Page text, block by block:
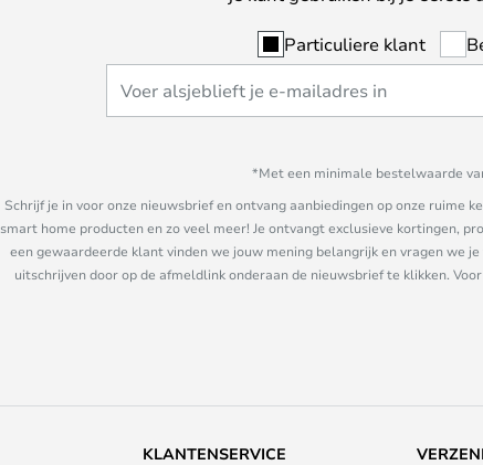
Particuliere klant
*Met een minimale bestelwaarde
Schrijf je in voor onze nieuwsbrief en ontvang aanbiedingen op onze ruime
smart home producten en zo veel meer! Je ontvangt exclusieve kortingen,
een gewaardeerde klant vinden we jouw mening belangrijk en vragen we
uitschrijven door op de afmeldlink onderaan de nieuwsbrief te klikken.
KLANTENSERVICE